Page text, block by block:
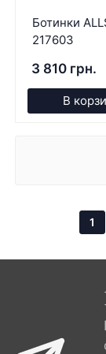
Ботинки
217603
3 810 грн.
В
1